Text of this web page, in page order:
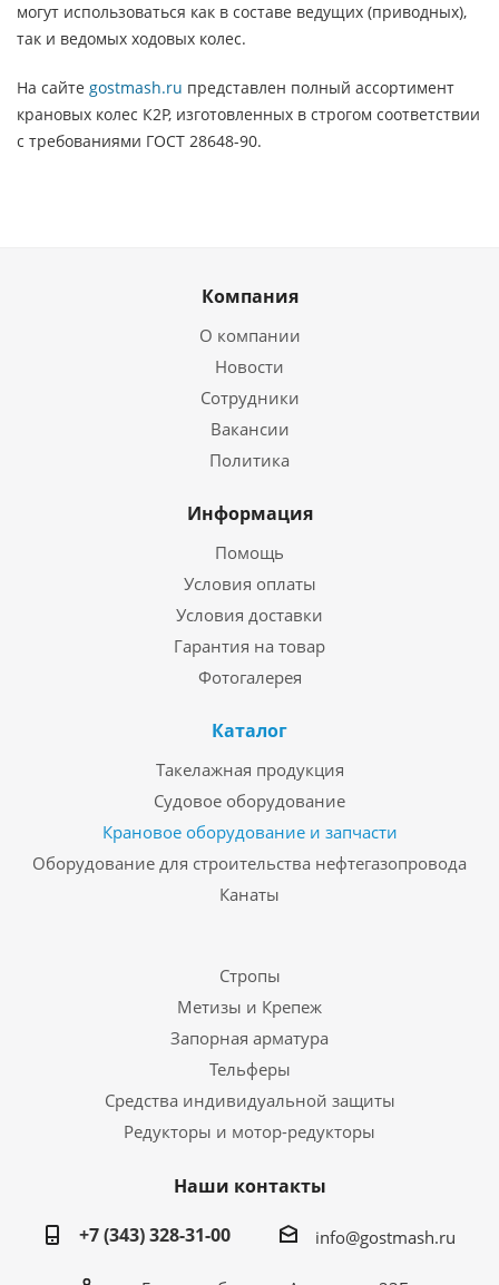
могут использоваться как в составе ведущих (приводных),
так и ведомых ходовых колес.
На сайте gostmash.ru представлен полный ассортимент
крановых колес К2Р, изготовленных в строгом соответствии
с требованиями ГОСТ 28648-90.
Компания
О компании
Новости
Сотрудники
Вакансии
Политика
Информация
Помощь
Условия оплаты
Условия доставки
Гарантия на товар
Фотогалерея
Каталог
Такелажная продукция
Судовое оборудование
Крановое оборудование и запчасти
Оборудование для строительства нефтегазопровода
Канаты
Стропы
Метизы и Крепеж
Запорная арматура
Тельферы
Средства индивидуальной защиты
Редукторы и мотор-редукторы
Наши контакты
+7 (343) 328-31-00
info@gostmash.ru